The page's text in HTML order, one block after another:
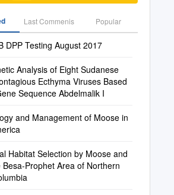
Last Commenis Popular
DPP Testing August 2017
Analysis of Eight Sudanese
Ecthyma Viruses Based
Sequence Abdelmalik I
and Management of Moose in
Habitat Selection by Moose and
Besa-Prophet Area of Northern